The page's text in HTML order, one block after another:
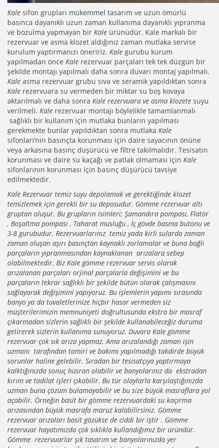
Kale sifon grupları mükemmel tasarım ve uzun ömürlü
basınca dayanıklı uzun zaman kullanıma dayanıklı yıpranma
ve bozulma yapmayan bir Kale ürünüdür. Kale markalı bir
rezervuar ve asma klozet aldığınız zaman mutlaka servise
kurulum yaptırmanızı öneririz. Kale gurubu kurum
yapılmadan önce Kale rezervuar parçaları tek tek düzgün bir
şekilde montajı yapılmalı daha sonra duvarı montaj yapılmalı.
Kale asma rezervuar grubu sıva ve seramik yapıldıktan sonra
Kale rezervuara su vermeden bir miktar su boş kovaya
aktarılmalı ve daha sonra Kale rezervuara ve asma klozete suyu
verilmeli. Kale rezervuar montajı böylelikle tamamlanmalı
sağlıklı bir kullanım için mutlaka bunların yapılması
gerekmekte bunlar yapıldıktan sonra mutlaka Kale
sifonlari’nin basınçta korunması için daire sayacının önüne
veya arkasına basınç düşürücü ve filtre takılmalıdır. Tesisatın
korunması ve daire su kaçağı ve patlak olmaması için Kale
sifonlarının korunması için basınç düşürücü tavsiye
edilmektedir.
Kale Rezervuar temiz suyu depolamak ve gerektiğinde klozet
temizlemek için gerekli bir su deposudur. Gömme rezervuar altı
gruptan oluşur. Bu grupların isimleri; Şamandıra pompası, Flatör
, Boşaltma pompası , Taharat musluğu , İç gövde basma butonu ve
3-8 gurubudur. Rezervuarlarınız temiz yada kirli sularda zaman
zaman oluşan aşırı basınçtan kaynaklı zorlamalar ve buna bağlı
parçaların yıpranmasından kaynaklanan arızalara sebep
olabilmektedir. Biz Kale gömme rezervuar servis olarak
arızalanan parçaları orjinal parçalarla değişimini ve bu
parçaların tekrar sağlıklı bir şekilde bütün olarak çalışmasını
sağlayarak değişimini yapıyoruz. Bu işlemlerin yapımı sırasında
banyo ya da tuvaletlerinize hiçbir hasar vermeden siz
müşterilerimizin memnuniyeti doğrultusunda ekstra bir masraf
çıkarmadan sizlerin sağlıklı bir şekilde kullanabileceğiz duruma
getirerek sizlerin kullanıma sunuyoruz. Duvara Kale gömme
rezervuar çok sık arıza yapmaz. Ama arızalandığı zaman işin
uzmanı tarafından tamiri ve bakımı yapılmadığı takdirde büyük
sorunlar haline gelebilir. Sıradan bir tesisatçıya yaptırmaya
kalktığınızda sonuç hüsran olabilir ve banyolarınız da ekstradan
kırım ve tadilat işleri çıkabilir. Bu tür olaylarla karşılaştığınızda
uzman buna çözüm bulamayabilir ve bu size büyük masraflara yol
açabilir. Örneğin basit bir gömme rezervuardaki su kaçırma
arızasından büyük masrafa maruz kalabilirsiniz. Gömme
rezervuar arızaları basit gözükse de ciddi bir iştir . Gömme
rezervuar hayatımızda çok sıklıkla kullandığımız bir üründür.
Gömme rezervuarlar şık tasarım ve banyolarınızda yer